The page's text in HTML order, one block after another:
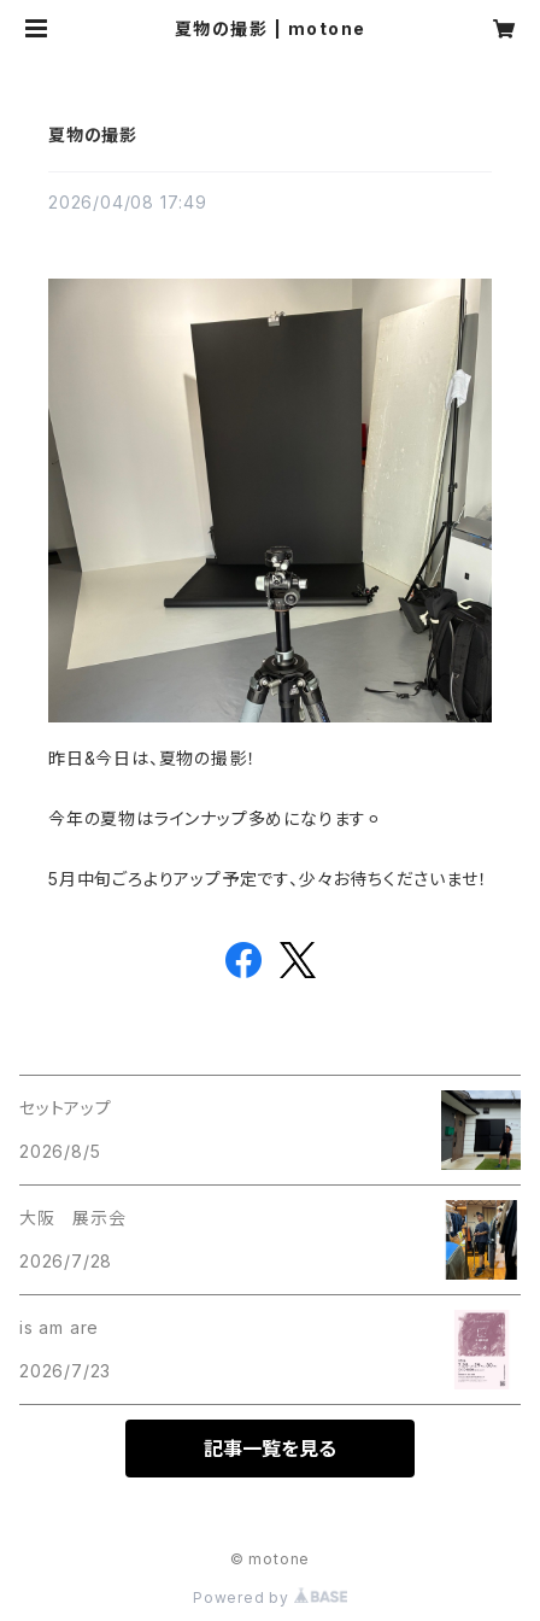
夏物の撮影 | motone
夏物の撮影
2026/04/08 17:49
昨日&今日は、夏物の撮影！
今年の夏物はラインナップ多めになります⚪︎
5月中旬ごろよりアップ予定です、少々お待ちくださいませ！
セットアップ
2026/8/5
大阪 展示会
2026/7/28
is am are
2026/7/23
記事一覧を見る
© motone
Powered by